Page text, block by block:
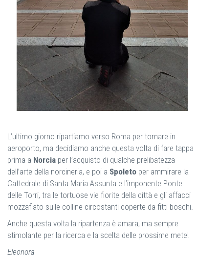
L’ultimo giorno ripartiamo verso Roma per tornare in
aeroporto, ma decidiamo anche questa volta di fare tappa
prima a Norcia per l’acquisto di qualche prelibatezza
dell’arte della norcineria, e poi a Spoleto per ammirare la
Cattedrale di Santa Maria Assunta e l’imponente Ponte
delle Torri, tra le tortuose vie fiorite della città e gli affacci
mozzafiato sulle colline circostanti coperte da fitti boschi.
Anche questa volta la ripartenza è amara, ma sempre
stimolante per la ricerca e la scelta delle prossime mete!
Eleonora